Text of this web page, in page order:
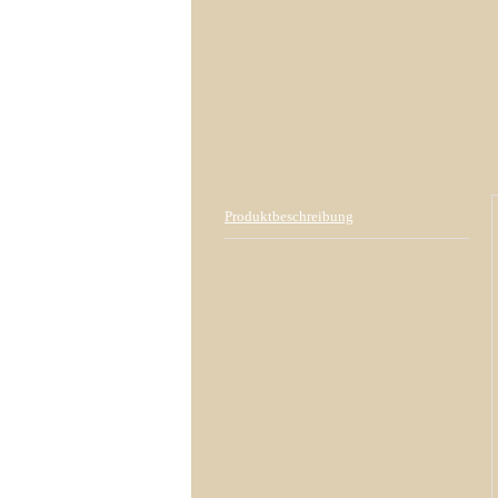
Produktbeschreibung